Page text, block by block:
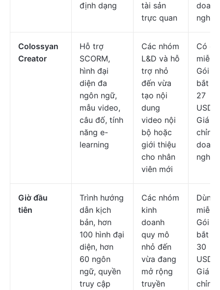
định dạng
tài sản
trực quan
doanh
Colossyan
Creator
Hỗ trợ
SCORM,
hình đại
diện đa
ngôn ngữ,
mẫu video,
câu đố, tính
năng e-
learning
Các nhóm
L&D và hỗ
trợ nhỏ
đến vừa
tạo nội
dung
video nội
bộ hoặc
giới thiệu
cho nhân
viên mới
Có
miễn
Gói
bắt
27
USD/
Giá
chỉnh
doanh
Giờ đầu
tiên
Trình hướng
dẫn kịch
bản, hơn
100 hình đại
diện, hơn
60 ngôn
ngữ, quyền
truy cập
Các nhóm
kinh
doanh
quy mô
nhỏ đến
vừa đang
mở rộng
truyền
Dùng
miễn
Gói
bắt
30
USD/
Giá
chỉnh